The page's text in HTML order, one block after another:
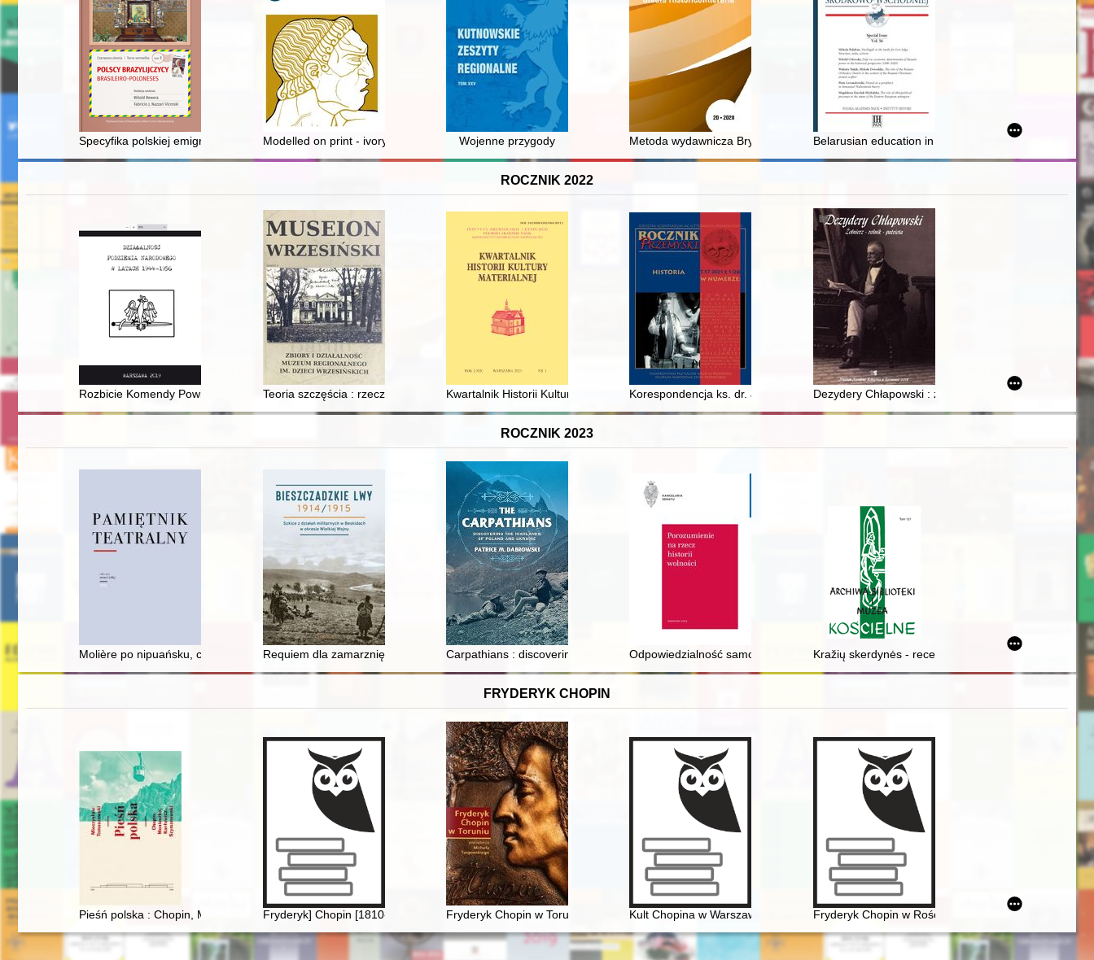
Specyfika polskiej emigracji do Brazylii = A especificidade da emigracão polonesa para o Brasil
Modelled on print - ivory diptych with scenes of the "Nativity of Christ" and the "Adoration of the Magi" in the Princes Czartoryski Collection
Wojenne przygody Metoda wydawnicza Brygidy Kürbis Belarusian education in General District Latvia (1941-
ROCZNIK 2022
Rozbicie Komendy Powiatu NZW Łomża (wiosna 1947-wiosna 1948) : z dziejów wywiadu NZW na Białostocczyźnie
Teoria szczęścia : rzecz o bitwie miłosławskiej w 1848 rKwartalnik Historii Kultury Materialnej. R. 69, nr 1 (2021)Korespondencja ks. dr. Jana Kwolka z ks. prof. Janem Fijałkiem za lata 1919-1936 =
Dezydery Chłapowski : żołnierz - rolnik - patriota :
ROCZNIK 2023
Molière po nipuańsku, czyli o nieobecności "Mizantropa" na scenach staropolskich
Requiem dla zamarzniętych armii" : krótkie spojrzenie na Wielką Wojnę w Bieszczadach
Carpathians : discovering the highlands of Poland and Ukraine
Odpowiedzialność samorządu za edukacjęKražių skerdynės - recenzja]
FRYDERYK CHOPIN
Pieśń polska : Chopin, Moniuszko, Karłowicz, Szymanowski : studia i interpretacje / Mieczysław Tomaszewski
Fryderyk] Chopin [1810-1849] Fryderyk Chopin w Toruniu Kult Chopina w Warszawie pod zaborem rosyjskimFryderyk Chopin w Rościszewie